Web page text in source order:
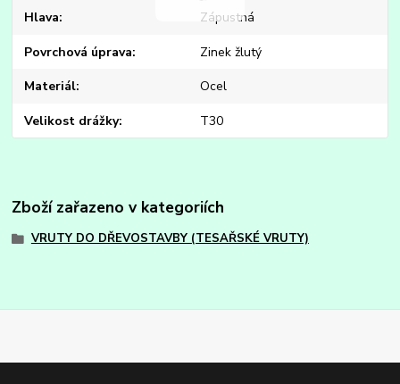
Hlava Zápustná
Povrchová úprava Zinek žlutý
Materiál Ocel
Velikost drážky T30
Zboží zařazeno v kategoriích
VRUTY DO DŘEVOSTAVBY (TESAŘSKÉ VRUTY)